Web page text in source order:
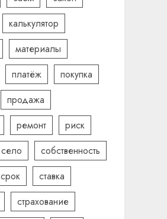
калькулятор
материалы
платёж
покупка
продажа
ремонт
риск
село
собственность
срок
ставка
страхование